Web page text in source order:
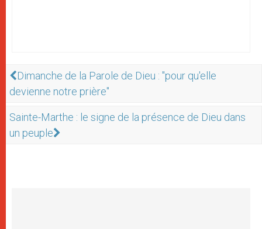
Dimanche de la Parole de Dieu : "pour qu'elle
devienne notre prière"
Sainte-Marthe : le signe de la présence de Dieu dans
un peuple